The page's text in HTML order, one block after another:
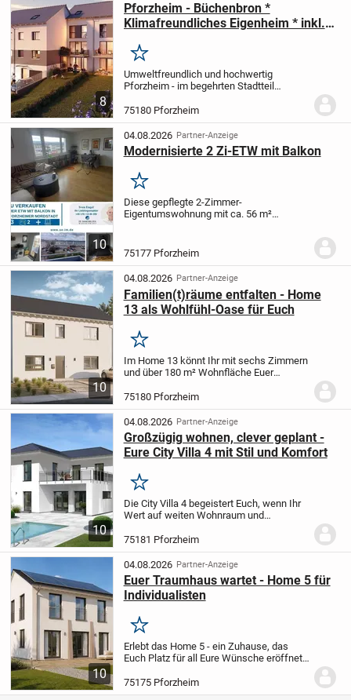
8
Pforzheim - Büchenbron *
Klimafreundliches Eigenheim * inkl.
Merken
Umweltfreundlich und hochwertig
Pforzheim - im begehrten Stadtteil
Doppelhauseigenheime.
für die Zukunft gerüstet und erfüllen den
neuesten...
75180 Pforzheim
10
04.08.2026 Partner-Anzeige
Modernisierte 2 Zi-ETW mit Balkon
Merken
Diese gepflegte 2-Zimmer-
Eigentumswohnung mit ca. 56 m²
mit 16 Wohneinheiten aus dem Baujahr
75177 Pforzheim
10
04.08.2026 Partner-Anzeige
Familien(t)räume entfalten - Home
13 als Wohlfühl-Oase für Euch
Merken
Im Home 13 könnt Ihr mit sechs Zimmern
und über 180 m² Wohnfläche Euer
bekommt seinen eigenen Lieblingsplatz
und die Großzügigkeit zieht sich durch
das ganze...
75180 Pforzheim
10
04.08.2026 Partner-Anzeige
Großzügig wohnen, clever geplant -
Eure City Villa 4 mit Stil und Komfort
Merken
Die City Villa 4 begeistert Euch, wenn Ihr
Wert auf weiten Wohnraum und
Direkt neben der Küche findet Ihr eine
nützliche Speisekammer, und eine
elegante...
75181 Pforzheim
10
04.08.2026 Partner-Anzeige
Euer Traumhaus wartet - Home 5 für
Individualisten
Merken
Erlebt das Home 5 - ein Zuhause, das
Euch Platz für all Eure Wünsche eröffnet!
die Freiheit, Eure eigenen Akzente zu
setzen. Im Erdgeschoss verschmelzen
75175 Pforzheim